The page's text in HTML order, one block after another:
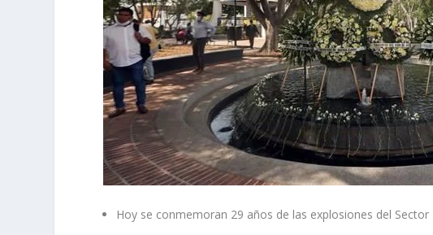
Hoy se conmemoran 29 años de las explosiones del